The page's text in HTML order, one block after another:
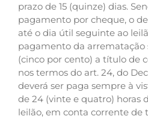
prazo de 15 (quinze) dias.
pagamento por cheque, o
até o dia útil seguinte ao
pagamento da arrematação
(cinco por cento) a título de
nos termos do art. 24, do
deverá ser paga sempre à
de 24 (vinte e quatro) horas
leilão, em conta corrente de